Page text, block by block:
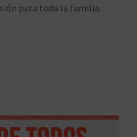
para toda la familia.